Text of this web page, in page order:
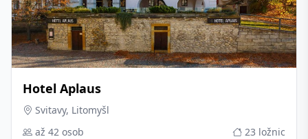
Hotel Aplaus
Svitavy, Litomyšl
až 42 osob
23 ložnic